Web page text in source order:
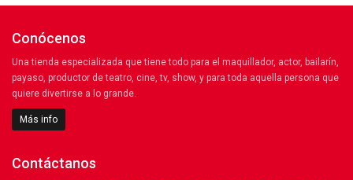
Conócenos
Una tienda especializada que tiene todo para el maquillador, actor, bailarín,
payaso, productor de teatro, cine, tv, show, y para toda aquella persona que
quiere divertirse a lo grande.
Más info
Contáctanos